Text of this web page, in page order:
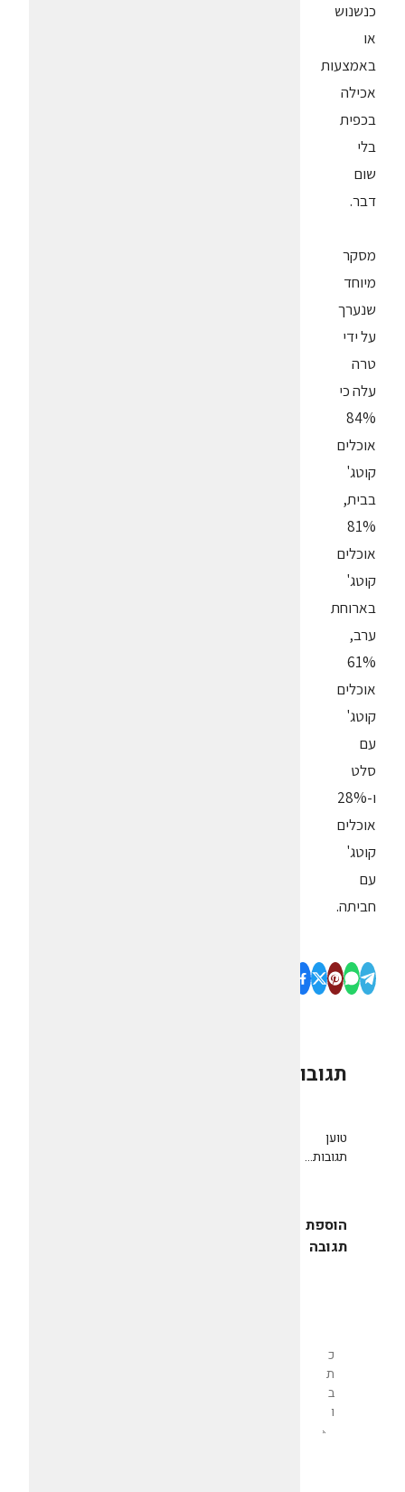
כנשנוש
או
באמצעות
אכילה
בכפית
בלי
שום
דבר.
מסקר
מיוחד
שנערך
על ידי
טרה
עלה כי
84%
אוכלים
קוטג'
בבית,
81%
אוכלים
קוטג'
בארוחת
ערב,
61%
אוכלים
קוטג'
עם
סלט
ו-28%
אוכלים
קוטג'
עם
חביתה.
תגובות
טוען
תגובות...
הוספת
תגובה